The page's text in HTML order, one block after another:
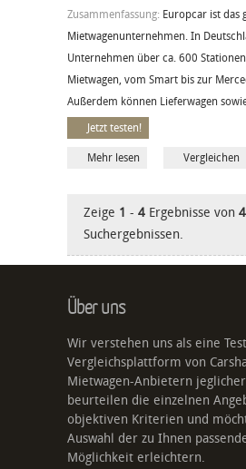
Zusammenfassung: Europcar ist das
Mietwagenunternehmen. In
Unternehmen über ca. 600
Mietwagen, vom Smart bis zur
Außerdem können Lieferwagen
Jetzt testen!
Mehr lesen Vergleichen
Zeige 1 - 4 Ergebnisse von 4
Suchergebnissen.
Über uns
Wir verstehen uns als eine
Vergleichsplattform von
Mietwagen-Anbietern
beurteilen die einzelnen
objektiven Kriterien und
Auswahl der zu Ihnen
Möglichkeit erleichtern.